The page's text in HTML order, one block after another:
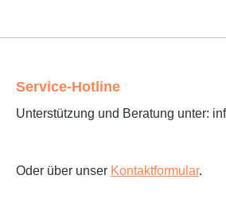
Service-Hotline
Unterstützung und Beratung unter:
Oder über unser Kontaktformular.